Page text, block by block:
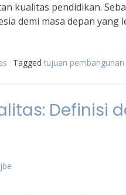
kualitas pendidikan.
demi masa depan yang
Tagged tujuan
Definisi